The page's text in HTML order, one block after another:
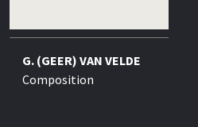
G. (GEER) VAN VELDE
Composition